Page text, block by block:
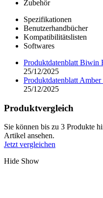
Zubehör
Spezifikationen
Benutzerhandbücher
Kompatibilitätslisten
Softwares
Produktdatenblatt Biwin
25/12/2025
Produktdatenblatt
25/12/2025
Produktvergleich
Sie können bis zu 3 Produkte
Artikel ansehen.
Jetzt vergleichen
Hide Show